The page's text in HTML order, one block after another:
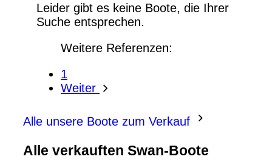
Leider gibt es keine Boote, die Ihrer
Suche entsprechen.
Weitere Referenzen:
1
Weiter
Alle unsere Boote zum Verkauf
Alle verkauften Swan-Boote